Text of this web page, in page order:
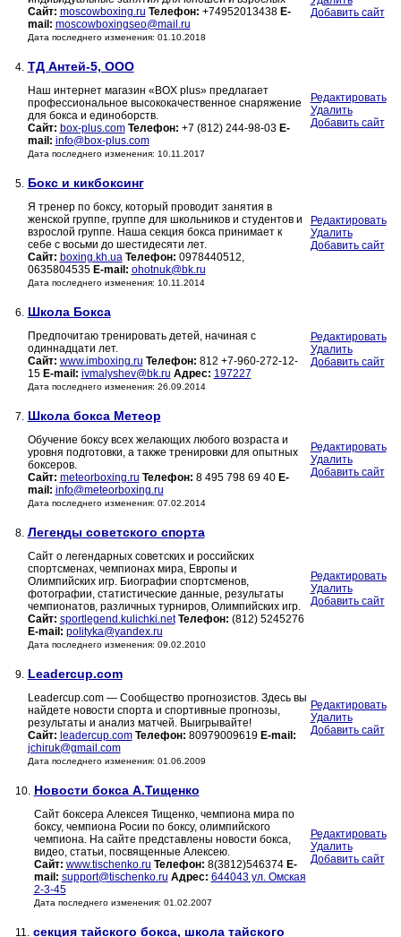
Сайт: moscowboxing.ru Телефон: +74952013438 E-
mail: moscowboxingseo@mail.ru
Дата последнего изменения: 01.10.2018
Добавить сайт
4. ТД Антей-5, ООО
Наш интернет магазин «BOX plus» предлагает
профессиональное высококачественное снаряжение
для бокса и единоборств.
Сайт: box-plus.com Телефон: +7 (812) 244-98-03 E-
mail: info@box-plus.com
Дата последнего изменения: 10.11.2017
Редактировать
Удалить
Добавить сайт
5. Бокс и кикбоксинг
Я тренер по боксу, который проводит занятия в
женской группе, группе для школьников и студентов и
взрослой группе. Наша секция бокса принимает к
себе с восьми до шестидесяти лет.
Сайт: boxing.kh.ua Телефон: 0978440512,
0635804535 E-mail: ohotnuk@bk.ru
Дата последнего изменения: 10.11.2014
Редактировать
Удалить
Добавить сайт
6. Школа Бокса
Предпочитаю тренировать детей, начиная с
одиннадцати лет.
Сайт: www.imboxing.ru Телефон: 812 +7-960-272-12-
15 E-mail: ivmalyshev@bk.ru Адрес: 197227
Дата последнего изменения: 26.09.2014
Редактировать
Удалить
Добавить сайт
7. Школа бокса Метеор
Обучение боксу всех желающих любого возраста и
уровня подготовки, а также тренировки для опытных
боксеров.
Сайт: meteorboxing.ru Телефон: 8 495 798 69 40 E-
mail: info@meteorboxing.ru
Дата последнего изменения: 07.02.2014
Редактировать
Удалить
Добавить сайт
8. Легенды советского спорта
Сайт о легендарных советских и российских
спортсменах, чемпионах мира, Европы и
Олимпийских игр. Биографии спортсменов,
фотографии, статистические данные, результаты
чемпионатов, различных турниров, Олимпийских игр.
Сайт: sportlegend.kulichki.net Телефон: (812) 5245276
E-mail: polityka@yandex.ru
Дата последнего изменения: 09.02.2010
Редактировать
Удалить
Добавить сайт
9. Leadercup.com
Leadercup.com — Сообщество прогнозистов. Здесь вы
найдете новости спорта и спортивные прогнозы,
результаты и анализ матчей. Выигрывайте!
Сайт: leadercup.com Телефон: 80979009619 E-mail:
jchiruk@gmail.com
Дата последнего изменения: 01.06.2009
Редактировать
Удалить
Добавить сайт
10. Новости бокса А.Тищенко
Сайт боксера Алексея Тищенко, чемпиона мира по
боксу, чемпиона Росии по боксу, олимпийского
чемпиона. На сайте представлены новости бокса,
видео, статьи, посвященные Алексею.
Сайт: www.tischenko.ru Телефон: 8(3812)546374 E-
mail: support@tischenko.ru Адрес: 644043 ул. Омская
2-3-45
Дата последнего изменения: 01.02.2007
Редактировать
Удалить
Добавить сайт
11. секция тайского бокса, школа тайского